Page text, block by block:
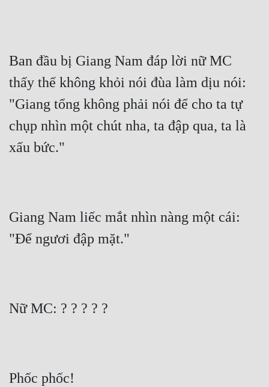
Ban đầu bị Giang Nam đáp lời nữ MC
thấy thế không khỏi nói đùa làm dịu nói:
"Giang tổng không phải nói để cho ta tự
chụp nhìn một chút nha, ta đập qua, ta là
xấu bức."
Giang Nam liếc mắt nhìn nàng một cái:
"Để ngươi đập mặt."
Nữ MC: ? ? ? ? ?
Phốc phốc!